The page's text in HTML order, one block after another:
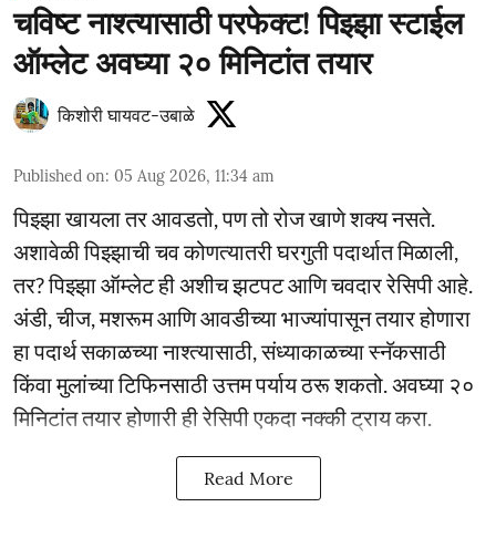
चविष्ट नाश्त्यासाठी परफेक्ट! पिझ्झा स्टाईल
ऑम्लेट अवघ्या २० मिनिटांत तयार
किशोरी घायवट-उबाळे
Published on: 05 Aug 2026, 11:34 am
पिझ्झा खायला तर आवडतो, पण तो रोज खाणे शक्य नसते.
अशावेळी पिझ्झाची चव कोणत्यातरी घरगुती पदार्थात मिळाली,
तर? पिझ्झा ऑम्लेट ही अशीच झटपट आणि चवदार रेसिपी आहे.
अंडी, चीज, मशरूम आणि आवडीच्या भाज्यांपासून तयार होणारा
हा पदार्थ सकाळच्या नाश्त्यासाठी, संध्याकाळच्या स्नॅकसाठी
किंवा मुलांच्या टिफिनसाठी उत्तम पर्याय ठरू शकतो. अवघ्या २०
मिनिटांत तयार होणारी ही रेसिपी एकदा नक्की ट्राय करा.
Read More